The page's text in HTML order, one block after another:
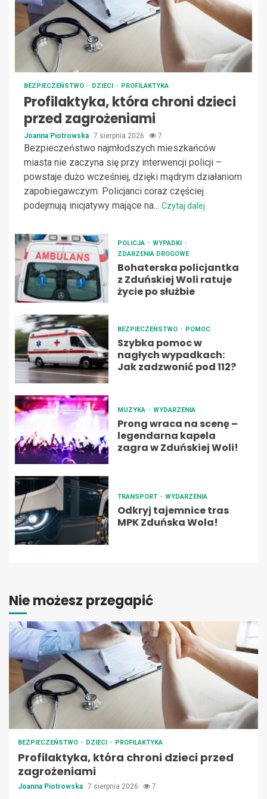
BEZPIECZEŃSTWO DZIECI PROFILAKTYKA
Profilaktyka, która chroni dzieci
przed zagrożeniami
Joanna Piotrowska 7 sierpnia 2026 7
Bezpieczeństwo najmłodszych mieszkańców
miasta nie zaczyna się przy interwencji policji –
powstaje dużo wcześniej, dzięki mądrym działaniom
zapobiegawczym. Policjanci coraz częściej
podejmują inicjatywy mające na... Czytaj dalej
POLICJA
WYPADKI
ZDARZENIA DROGOWE
Bohaterska policjantka
z Zduńskiej Woli ratuje
życie po służbie
BEZPIECZEŃSTWO POMOC
Szybka pomoc w
nagłych wypadkach:
Jak zadzwonić pod 112?
MUZYKA WYDARZENIA
Prong wraca na scenę –
legendarna kapela
zagra w Zduńskiej Woli!
TRANSPORT WYDARZENIA
Odkryj tajemnice tras
MPK Zduńska Wola!
Nie możesz przegapić
BEZPIECZEŃSTWO DZIECI PROFILAKTYKA
Profilaktyka, która chroni dzieci przed
zagrożeniami
Joanna Piotrowska 7 sierpnia 2026 7